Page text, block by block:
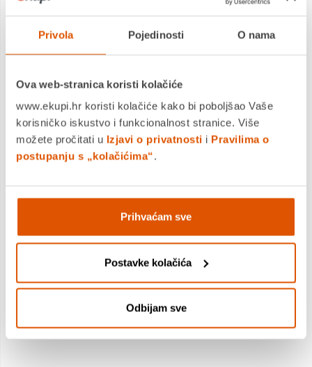
Privola Pojedinosti O nama
Ova web-stranica koristi kolačiće
www.ekupi.hr koristi kolačiće kako bi poboljšao Vaše
korisničko iskustvo i funkcionalnost stranice. Više
možete pročitati u Izjavi o privatnosti i Pravilima o
postupanju s „kolačićima“.
Prihvaćam sve
Postavke kolačića
Odbijam sve
MOGLO BI VAS ZANIMATI I OVO
KORKMAZ Perla set posuđa 8/1 - A1606
+